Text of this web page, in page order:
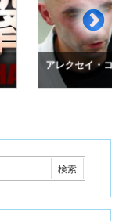
アレクセイ・コノネンコ「